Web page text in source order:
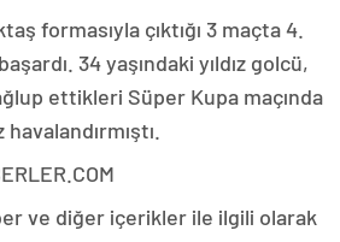
formasıyla çıktığı 3 maçta 4.
34 yaşındaki yıldız golcü,
ettikleri Süper Kupa maçında
ve diğer içerikler ile ilgili olarak